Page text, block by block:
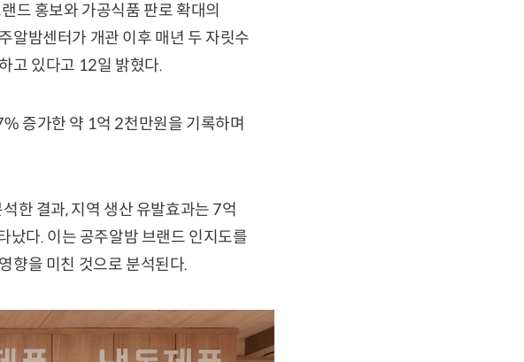
드 홍보와 가공식품 판로 확대의
알밤센터가 개관 이후 매년 두 자릿수
고 있다고 12일 밝혔다.
증가한 약 1억 2천만원을 기록하며
한 결과, 지역 생산 유발효과는 7억
났다. 이는 공주알밤 브랜드 인지도를
향을 미친 것으로 분석된다.